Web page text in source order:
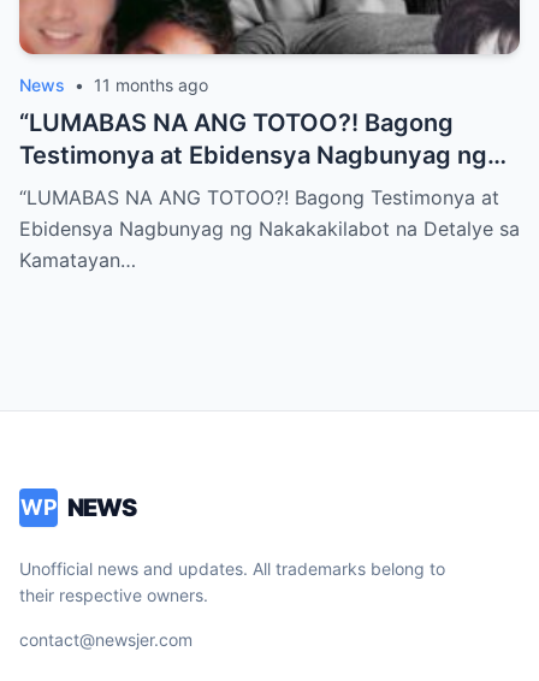
News • 11 months ago
“LUMABAS NA ANG TOTOO?! Bagong
Testimonya at Ebidensya Nagbunyag ng
Nakakakilabot na Detalye sa Kamatayan ni
Rico Yan—Hindi Pala Bangungot! Ano ang
Itinatagong Lihim sa Likod ng Silid ng Dos
“LUMABAS NA ANG TOTOO?! Bagong Testimonya at
Ebidensya Nagbunyag ng Nakakakilabot na Detalye sa
Kamatayan…
WP NEWS
Unofficial news and updates. All trademarks belong to
their respective owners.
contact@newsjer.com